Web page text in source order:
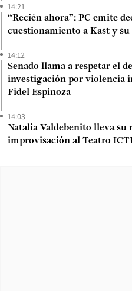
14:21
“Recién ahora”: PC emite
cuestionamiento a Kast y
14:12
Senado llama a respetar el
investigación por violencia
Fidel Espinoza
14:03
Natalia Valdebenito lleva su
improvisación al Teatro